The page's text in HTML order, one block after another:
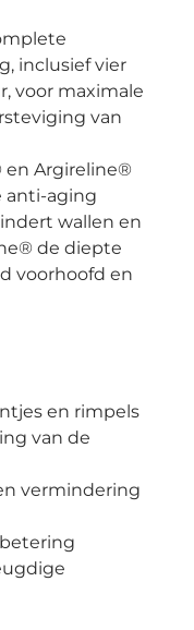
inclusief vier
voor maximale
van
en Argireline®
anti-aging
wallen en
de diepte
voorhoofd en
en rimpels
van de
vermindering